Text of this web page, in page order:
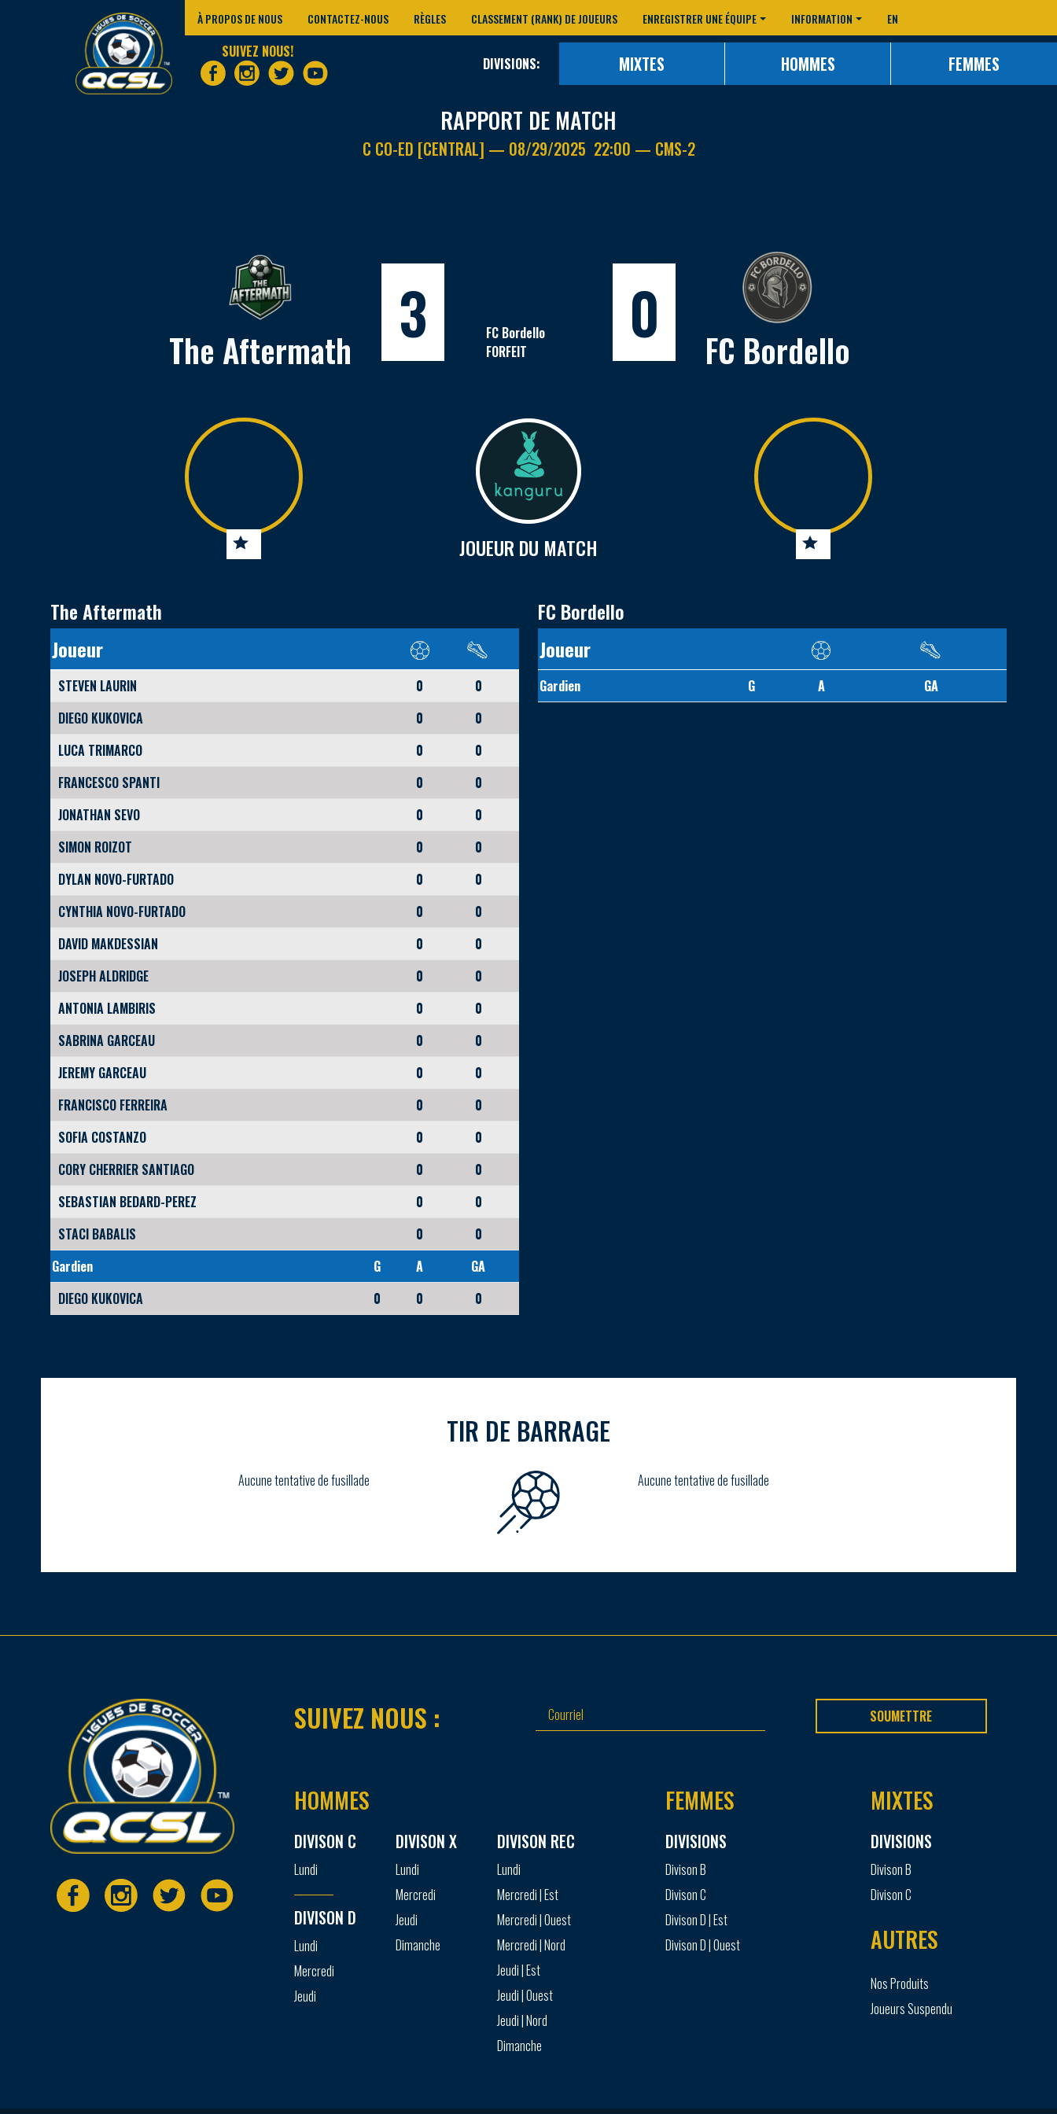
À PROPOS DE NOUS CONTACTEZ-NOUS RÈGLES CLASSEMENT (RANK) DE JOUEURS ENREGISTRER UNE ÉQUIPE INFORMATION EN
SUIVEZ NOUS!
DIVISIONS: MIXTES HOMMES FEMMES
RAPPORT DE MATCH
C CO-ED [CENTRAL] — 08/29/2025 22:00 — CMS-2
The Aftermath 3
FC Bordello
FORFEIT
0 FC Bordello
JOUEUR DU MATCH
The Aftermath
Joueur
STEVEN LAURIN 0
0
DIEGO KUKOVICA
0
0
LUCA TRIMARCO
0
0
FRANCESCO SPANTI
0
0
JONATHAN SEVO
0
0
SIMON ROIZOT
0
0
DYLAN NOVO-FURTADO
0
0
CYNTHIA NOVO-FURTADO
0
0
DAVID MAKDESSIAN
0
0
JOSEPH ALDRIDGE
0
0
ANTONIA LAMBIRIS
0
0
SABRINA GARCEAU
0
0
JEREMY GARCEAU
0
0
FRANCISCO FERREIRA
0
0
SOFIA COSTANZO
0
0
CORY CHERRIER SANTIAGO
0
0
SEBASTIAN BEDARD-PEREZ
0
0
STACI BABALIS
0
0
Gardien
G A
GA
DIEGO KUKOVICA
0 0 0
FC Bordello
Joueur
Gardien G A GA
TIR DE BARRAGE
Aucune tentative de fusillade Aucune tentative de fusillade
SUIVEZ NOUS : SOUMETTRE
HOMMES
DIVISON C
Lundi
DIVISON D
Lundi
Mercredi
Jeudi
DIVISON X
Lundi
Mercredi
Jeudi
Dimanche
DIVISON REC
Lundi
Mercredi | Est
Mercredi | Ouest
Mercredi | Nord
Jeudi | Est
Jeudi | Ouest
Jeudi | Nord
Dimanche
FEMMES
DIVISIONS
Divison B
Divison C
Divison D | Est
Divison D | Ouest
MIXTES
DIVISIONS
Divison B
Divison C
AUTRES
Nos Produits
Joueurs Suspendu